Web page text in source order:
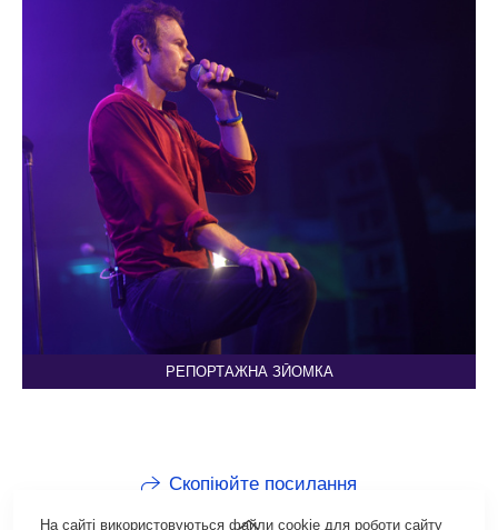
РЕПОРТАЖНА ЗЙОМКА
Скопіюйте посилання
На сайті використовуються файли cookie для роботи сайту